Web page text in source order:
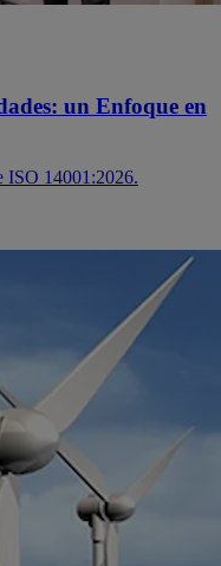
un Enfoque en
ISO 14001:2026.